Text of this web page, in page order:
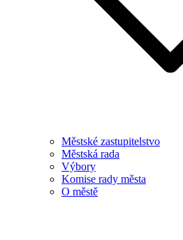
Městské zastupitelstvo
Městská rada
Výbory
Komise rady města
O městě